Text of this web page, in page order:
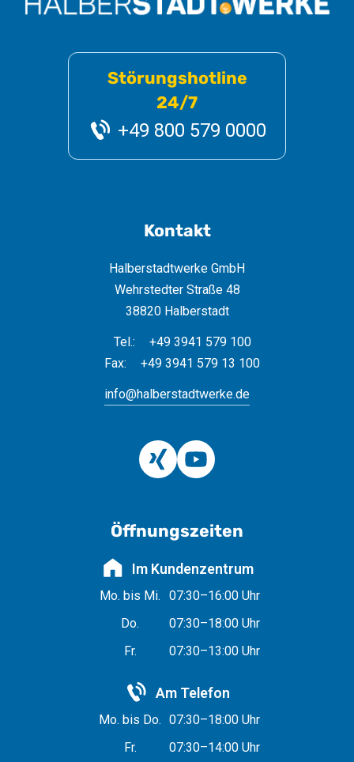
Störungshotline
24/7
+49 800 579 0000
Kontakt
Halberstadtwerke GmbH
Wehrstedter Straße 48
38820 Halberstadt
Tel.:
+49 3941 579 100
Fax:
+49 3941 579 13 100
info@halberstadtwerke.de
Öffnungszeiten
Im Kundenzentrum
Mo. bis Mi.
07:30–16:00 Uhr
Do.
07:30–18:00 Uhr
Fr.
07:30–13:00 Uhr
Am Telefon
Mo. bis Do. 07:30–18:00 Uhr
Fr.
07:30–14:00 Uhr